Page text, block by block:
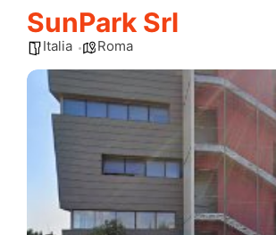
SunPark Srl
Italia Roma